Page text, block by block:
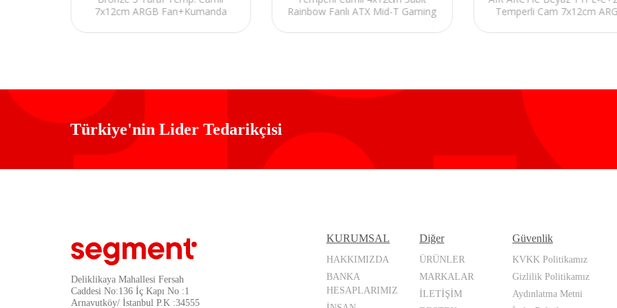
7x12cm ARGB Fan+Kumanda
Rainbow Fanlı ATX Mid-T Gaming
Temperli Cam 7x12cm
Oyuncu Kas
Türkiye'nin Lider Tedarikçisi
Deliklikaya Mahallesi Fersah
Caddesi No:136 İç Kapı No :1
Arnavutköy/ İstanbul P.K :34555
KURUMSAL
HAKKIMIZDA
BANKA
HESAPLARIMIZ
Diğer
ÜRÜNLER
MARKALAR
İLETİŞİM
Güvenlik
KVKK Politikamız
Gizlilik Politikamız
Aydınlatma Metni